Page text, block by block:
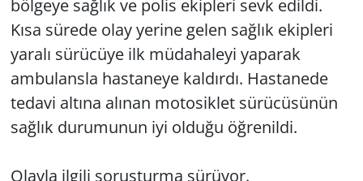
bölgeye sağlık ve polis ekipleri sevk edildi.
Kısa sürede olay yerine gelen sağlık ekipleri
yaralı sürücüye ilk müdahaleyi yaparak
ambulansla hastaneye kaldırdı. Hastanede
tedavi altına alınan motosiklet sürücüsünün
sağlık durumunun iyi olduğu öğrenildi.
Olayla ilgili soruşturma sürüyor.